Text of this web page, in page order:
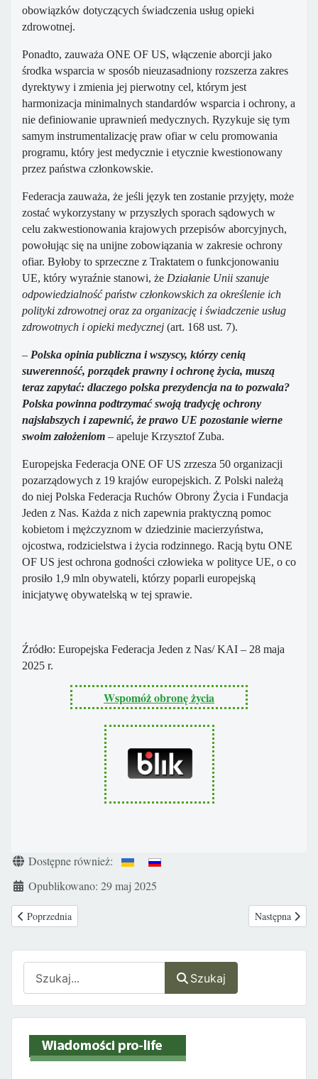
Szukaj
obowiązków dotyczących świadczenia usług opieki
zdrowotnej.
Ponadto, zauważa ONE OF US, włączenie aborcji jako
środka wsparcia w sposób nieuzasadniony rozszerza zakres
dyrektywy i zmienia jej pierwotny cel, którym jest
harmonizacja minimalnych standardów wsparcia i ochrony, a
nie definiowanie uprawnień medycznych. Ryzykuje się tym
samym instrumentalizację praw ofiar w celu promowania
programu, który jest medycznie i etycznie kwestionowany
przez państwa członkowskie.
Federacja zauważa, że jeśli język ten zostanie przyjęty, może
zostać wykorzystany w przyszłych sporach sądowych w
celu zakwestionowania krajowych przepisów aborcyjnych,
powołując się na unijne zobowiązania w zakresie ochrony
ofiar. Byłoby to sprzeczne z Traktatem o funkcjonowaniu
UE, który wyraźnie stanowi, że Działanie Unii szanuje
odpowiedzialność państw członkowskich za określenie ich
polityki zdrowotnej oraz za organizację i świadczenie usług
zdrowotnych i opieki medycznej (art. 168 ust. 7).
– Polska opinia publiczna i wszyscy, którzy cenią
suwerenność, porządek prawny i ochronę życia, muszą
teraz zapytać: dlaczego polska prezydencja na to pozwala?
Polska powinna podtrzymać swoją tradycję ochrony
najsłabszych i zapewnić, że prawo UE pozostanie wierne
swoim założeniom – apeluje Krzysztof Zuba.
Europejska Federacja ONE OF US zrzesza 50 organizacji
pozarządowych z 19 krajów europejskich. Z Polski należą
do niej Polska Federacja Ruchów Obrony Życia i Fundacja
Jeden z Nas. Każda z nich zapewnia praktyczną pomoc
kobietom i mężczyznom w dziedzinie macierzyństwa,
ojcostwa, rodzicielstwa i życia rodzinnego. Racją bytu ONE
OF US jest ochrona godności człowieka w polityce UE, o co
prosiło 1,9 mln obywateli, którzy poparli europejską
inicjatywę obywatelską w tej sprawie.
Źródło: Europejska Federacja Jeden z Nas/ KAI – 28 maja
2025 r.
Wspomóż obronę życia
Szczegóły
Dostępne również:
Opublikowano: 29 maj 2025
Poprzednia strona: Szkocja: padł kolejny tragiczny aborcyjny rekord
Poprzednia Następna
Następna